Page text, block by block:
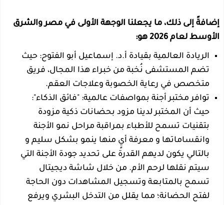
إضافةً إلى ذلك، ما يجعلنا الوجهة الأولى في مصر والشرق
الأوسط لعام 2026 هو:
الريادة العالمية بقيادة أ.د. إسماعيل أبو الفتوح: حيث
تضم المستشفى نُخبة من خبراء هذا المجال، فريق
متخصص في رعاية الخصوبة وعلاجات العقم.
توافر مختبر أجنة بمواصفات عالمية: "فائق الذكاء":
حيث أن المختبر لدينا مزود بحضانات ذكية مزودة
بتقنيات تسمح للأطباء بمراقبة مراحل نمو الأجنة
وانقساماتها و معرفة أيٍ منها ينمو بشكل سليم و
بالتالي يكون لديهم القدرة على تحديد جودة الأجنة التي
سيتم نقلها لرحم الأم. من خلال شاشة ديجيتال
تسمح بالمتابعة وتسجيل المشاهدات دون الحاجة
لفتح الحضانة؛ مما يقلل من التدخل البشري ويرفع